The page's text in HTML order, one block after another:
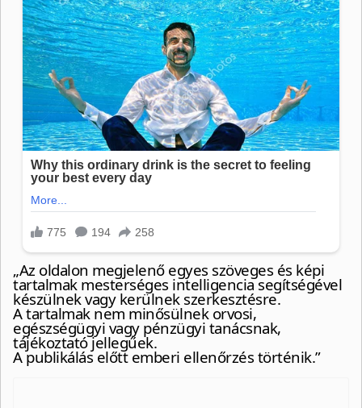
„Az oldalon megjelenő egyes szöveges és képi
tartalmak mesterséges intelligencia segítségével
készülnek vagy kerülnek szerkesztésre.
A tartalmak nem minősülnek orvosi,
egészségügyi vagy pénzügyi tanácsnak,
tájékoztató jellegűek.
A publikálás előtt emberi ellenőrzés történik.”